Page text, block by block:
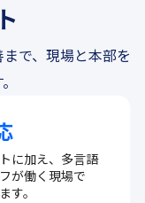
で、現場と本部を
に加え、多言語
が働く現場で
す。